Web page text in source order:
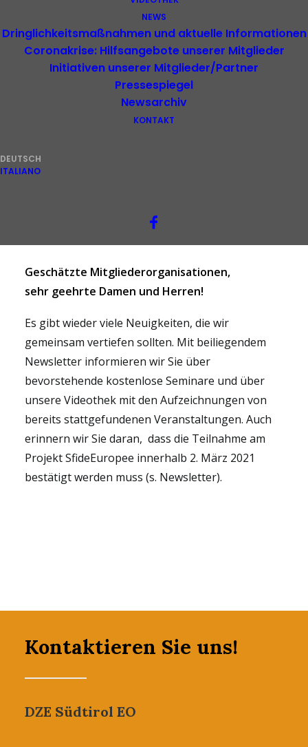
NEWS
Dringlichkeitsmaßnahmen und aktuelle Informationen
Coronakrise: Hilfsangebote unserer Mitglieder
Initiativen unserer Mitglieder/Partner
Pressespiegel
Newsarchiv
KONTAKT
DEUTSCH
ITALIANO
Geschätzte Mitgliederorganisationen,
sehr geehrte Damen und Herren!
Es gibt wieder viele Neuigkeiten, die wir
gemeinsam vertiefen sollten. Mit beiliegendem
Newsletter informieren wir Sie über
bevorstehende kostenlose Seminare und über
unsere Videothek mit den Aufzeichnungen von
bereits stattgefundenen Veranstaltungen. Auch
erinnern wir Sie daran, dass die Teilnahme am
Projekt SfideEuropee innerhalb 2. März 2021
bestätigt werden muss (s. Newsletter).
Kontaktieren Sie uns!
DZE Südtirol EO